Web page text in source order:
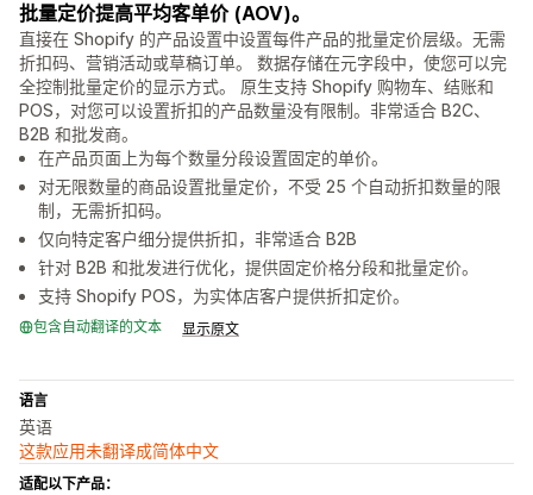
批量定价提高平均客单价 (AOV)。
直接在 Shopify 的产品设置中设置每件产品的批量定价层级。无需
折扣码、营销活动或草稿订单。 数据存储在元字段中，使您可以完
全控制批量定价的显示方式。 原生支持 Shopify 购物车、结账和
POS，对您可以设置折扣的产品数量没有限制。非常适合 B2C、
B2B 和批发商。
在产品页面上为每个数量分段设置固定的单价。
对无限数量的商品设置批量定价，不受 25 个自动折扣数量的限
制，无需折扣码。
仅向特定客户细分提供折扣，非常适合 B2B
针对 B2B 和批发进行优化，提供固定价格分段和批量定价。
支持 Shopify POS，为实体店客户提供折扣定价。
包含自动翻译的文本 显示原文
语言
英语
这款应用未翻译成简体中文
适配以下产品：